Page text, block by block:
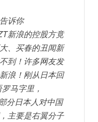
诉你
新浪的控股方竟
、买春的丑闻新
到！许多网友发
浪！刚从日本回
马字里，
分日本人对中国
主要是右翼分子